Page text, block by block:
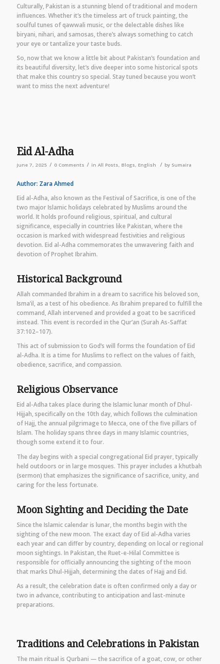
Culturally, Pakistan is a stunning blend of traditional and modern
influences. Whether it’s the timeless art of truck painting, the
soulful tunes of qawwali music, or the delectable dishes like
biryani, nihari, and samosas, there’s always something to catch
your eye or tantalize your taste buds.
So, now that we know a little bit about Pakistan’s foundation and
its beautiful diversity, let’s dive deeper into some historical spots
that make this country so special. Stay tuned because you won’t
want to miss the next adventure!
Eid Al-Adha
June 7, 2025 / 0 Comments / in All Posts, Blogs, English / by Sumaira
Author: Zara Ahmed
Eid al-Adha, also known as the Festival of Sacrifice, is one of the
two major Islamic holidays celebrated by Muslims around the
world. It holds profound religious, spiritual, and cultural
significance, especially in countries like Pakistan, where the
occasion is marked with widespread festivities and religious
devotion. Eid al-Adha commemorates the unwavering faith and
devotion of Prophet Ibrahim.
Historical Background
Allah commanded Ibrahim in a dream to sacrifice his beloved son,
Isma’il, as a test of his obedience. As Ibrahim prepared to fulfill the
command, Allah intervened and provided a goat to be sacrificed
instead. This event is recorded in the Qur’an (Surah As-Saffat
37:102–107).
This act of submission to God’s will forms the foundation of Eid
al-Adha. It is a time for Muslims to reflect on the values of faith,
obedience, sacrifice, and compassion.
Religious Observance
Eid al-Adha takes place during the Islamic lunar month of Dhul-
Hijjah, specifically on the 10th day, which follows the culmination
of Hajj, the annual pilgrimage to Mecca, one of the five pillars of
Islam. The holiday spans three days in many Islamic countries,
though some extend it to four.
The day begins with a special congregational Eid prayer, typically
held outdoors or in large mosques. This prayer includes a khutbah
(sermon) that emphasizes the significance of sacrifice, unity, and
caring for the less fortunate.
Moon Sighting and Deciding the Date
Since the Islamic calendar is lunar, the months begin with the
sighting of the new moon. The exact day of Eid al-Adha varies
each year and can differ by country, depending on local or regional
moon sightings. In Pakistan, the Ruet-e-Hilal Committee is
responsible for officially announcing the sighting of the moon
that marks Dhul-Hijjah, determining the dates of Hajj and Eid.
As a result, the celebration date is often confirmed only a day or
two in advance, contributing to anticipation and last-minute
preparations.
Traditions and Celebrations in Pakistan
The main ritual is Qurbani — the sacrifice of a goat, cow, or other